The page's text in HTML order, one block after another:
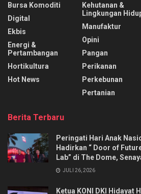
Bursa Komoditi
Digital
Ekbis
Energi &
Pertambangan
Hortikultura
Hot News
Kehutanan &
Lingkungan
Manufaktur
Opini
Pangan
Perikanan
Perkebunan
Pertanian
Berita Terbaru
Peringati Hari Anak
Hadirkan “ Door of
Lab” di The Dome,
JULI 26, 2026
Ketua KONI DKI Hidayat